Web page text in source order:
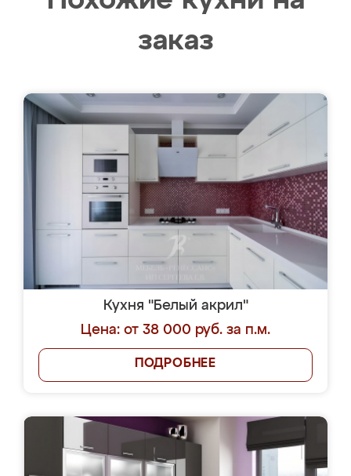
заказ
Кухня "Белый акрил"
Цена: от 38 000 руб. за п.м.
ПОДРОБНЕЕ